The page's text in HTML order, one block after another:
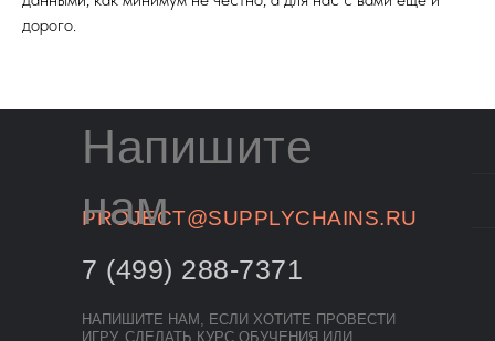
дорого.
НАПИШИТЕ НАМ, ЕСЛИ ХОТИТЕ ПРОВЕСТИ
ИГРУ, СДЕЛАТЬ КУРС ОБУЧЕНИЯ ИЛИ
7 (499) 288-7371
PROJECT@SUPPLYCHAINS.RU
Напишите
нам